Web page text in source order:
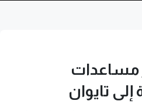
مساعدات
تايوان